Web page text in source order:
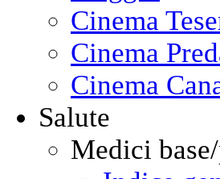
Cinema
Cinema
Cinema
Salute
Medici